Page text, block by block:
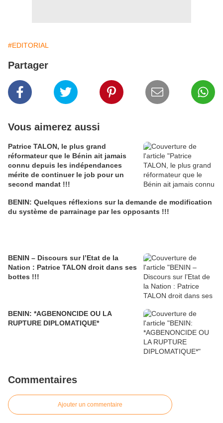
#EDITORIAL
Partager
Vous aimerez aussi
Patrice TALON, le plus grand
réformateur que le Bénin ait jamais
connu depuis les indépendances
mérite de continuer le job pour un
second mandat !!!
BENIN: Quelques réflexions sur la demande de modification
du système de parrainage par les opposants !!!
BENIN – Discours sur l’Etat de la
Nation : Patrice TALON droit dans ses
bottes !!!
BENIN: *AGBENONCIDE OU LA
RUPTURE DIPLOMATIQUE*
Commentaires
Ajouter un commentaire